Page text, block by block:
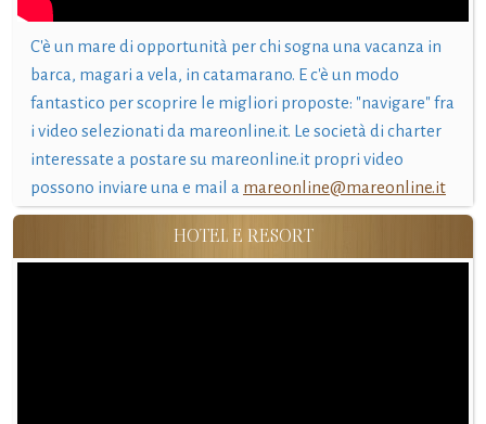
C'è un mare di opportunità per chi sogna una vacanza in
barca, magari a vela, in catamarano. E c'è un modo
fantastico per scoprire le migliori proposte: "navigare" fra
i video selezionati da mareonline.it. Le società di charter
interessate a postare su mareonline.it propri video
possono inviare una e mail a mareonline@mareonline.it
HOTEL E RESORT